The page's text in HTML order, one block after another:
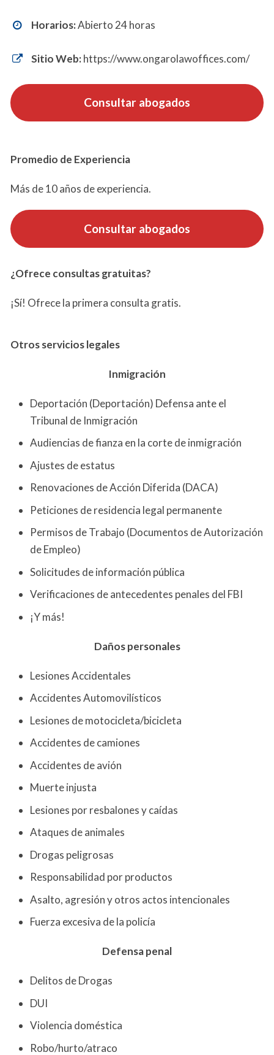
Horarios:Abierto 24 horas
Sitio Web:https://www.ongarolawoffices.com/
Consultar abogados
Promedio de Experiencia
Más de 10 años de experiencia.
Consultar abogados
¿Ofrece consultas gratuitas?
¡Sí! Ofrece la primera consulta gratis.
Otros servicioslegales
Inmigración
Deportación (Deportación) Defensa ante el
Tribunal de Inmigración
Audiencias de fianza en la corte de inmigración
Ajustes de estatus
Renovaciones de Acción Diferida (DACA)
Peticiones de residencia legal permanente
Permisos de Trabajo (Documentos de Autorización
de Empleo)
Solicitudes de información pública
Verificaciones de antecedentes penales del FBI
¡Y más!
Daños personales
Lesiones Accidentales
Accidentes Automovilísticos
Lesiones de motocicleta/bicicleta
Accidentes de camiones
Accidentes de avión
Muerte injusta
Lesiones por resbalones y caídas
Ataques de animales
Drogas peligrosas
Responsabilidad por productos
Asalto, agresión y otros actos intencionales
Fuerza excesiva de la policía
Defensa penal
Delitos de Drogas
DUI
Violencia doméstica
Robo/hurto/atraco